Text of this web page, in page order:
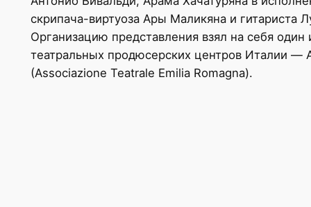
скрипача-виртуоза Ары Маликяна и гитариста
Организацию представления взял на себя один
театральных продюсерских центров Италии —
(Associazione Teatrale Emilia Romagna).